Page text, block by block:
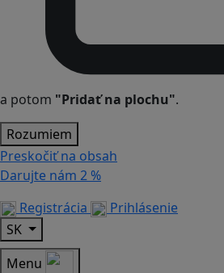
a potom "Pridať na plochu".
Rozumiem
Preskočiť na obsah
Darujte nám 2 %
Registrácia
Prihlásenie
SK
Menu